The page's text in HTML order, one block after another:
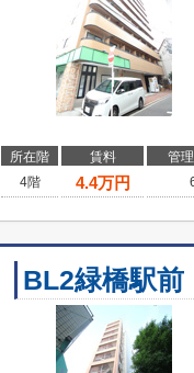
所在階 賃料
管
4階
4.4万円
BL2緑橋駅前